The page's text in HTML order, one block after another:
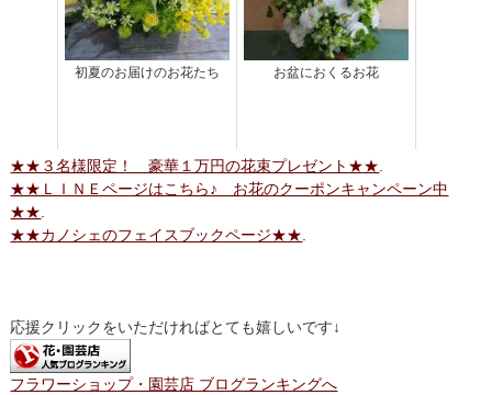
初夏のお届けのお花たち お盆におくるお花
★★３名様限定！ 豪華１万円の花束プレゼント★★.
★★ＬＩＮＥページはこちら♪ お花のクーポンキャンペーン中
★★.
★★カノシェのフェイスブックページ★★.
応援クリックをいただければとても嬉しいです↓
フラワーショップ・園芸店 ブログランキングへ